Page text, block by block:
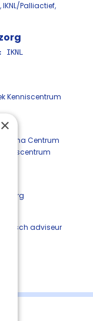
Palliactief,
IKNL
Kenniscentrum
Centrum
Zorg
adviseur
×